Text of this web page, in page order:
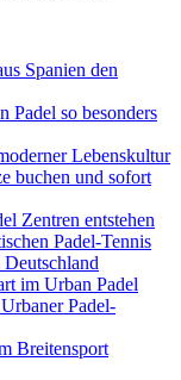
Spanien den
Padel so besonders
Lebenskultur
buchen und sofort
Zentren entstehen
Padel-Tennis
im Urban Padel
Padel-
Breitensport